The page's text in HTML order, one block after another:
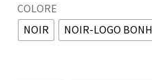
COLORE
NOIR
NOIR-LOGO